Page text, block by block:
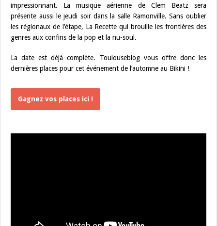
impressionnant. La musique aérienne de Clem Beatz sera
présente aussi le jeudi soir dans la salle Ramonville. Sans oublier
les régionaux de l’étape, La Recette qui brouille les frontières des
genres aux confins de la pop et la nu-soul.
La date est déjà complète. Toulouseblog vous offre donc les
dernières places pour cet événement de l’automne au Bikini !
Gagnez vos places ici !